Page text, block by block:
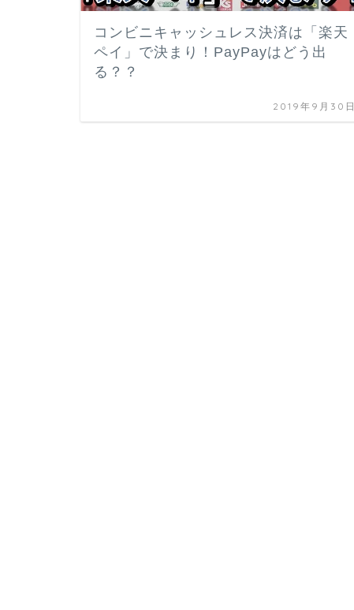
コンビニキャッシュレス決済は「楽天
ペイ」で決まり！PayPayはどう出
る？？
2019年9月30日